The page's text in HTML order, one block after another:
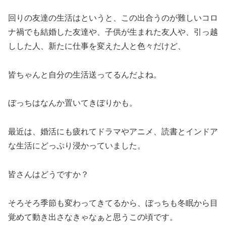
回りの友達の生活はというと、この出合うのが難しいコロ
ナ禍でも結婚した友達や、子供が生まれた友人や、引っ越
しした人、新たに仕事を変えた人と色々だけど、
皆ちゃんと自分の生活送ってるんだよね。
ぼっちはなんか置いてきぼりかも。
最近は、婚活にも疲れてドラマやアニメ、読書とインドア
な生活にどっぷり浸かっていました。
皆さんはどうですか？
そろそろ季節も変わってきてるから、ぼっちも冬眠から目
覚めて動き出さなきゃなぁと思うこの頃です。